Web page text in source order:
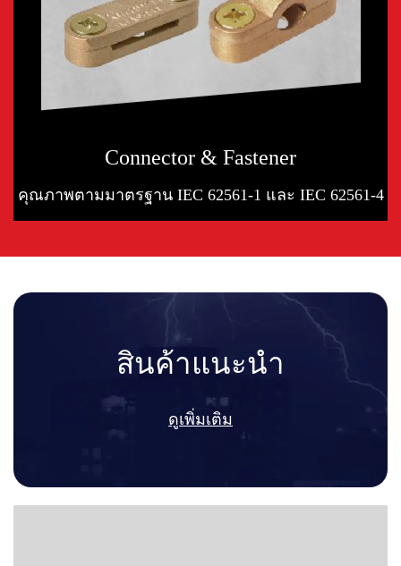
Connector & Fastener
คุณภาพตามมาตรฐาน IEC 62561-1 และ IEC 62561-4
สินค้าแนะนำ
ดูเพิ่มเติม